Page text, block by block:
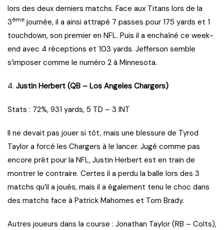
lors des deux derniers matchs. Face aux Titans lors de la
3ème journée, il a ainsi attrapé 7 passes pour 175 yards et 1
touchdown, son premier en NFL. Puis il a enchaîné ce week-
end avec 4 réceptions et 103 yards. Jefferson semble
s’imposer comme le numéro 2 à Minnesota.
4. Justin Herbert (QB – Los Angeles Chargers)
Stats : 72%, 931 yards, 5 TD – 3 INT
Il ne devait pas jouer si tôt, mais une blessure de Tyrod
Taylor a forcé les Chargers à le lancer. Jugé comme pas
encore prêt pour la NFL, Justin Herbert est en train de
montrer le contraire. Certes il a perdu la balle lors des 3
matchs qu’il a joués, mais il a également tenu le choc dans
des matchs face à Patrick Mahomes et Tom Brady.
Autres joueurs dans la course : Jonathan Taylor (RB – Colts),